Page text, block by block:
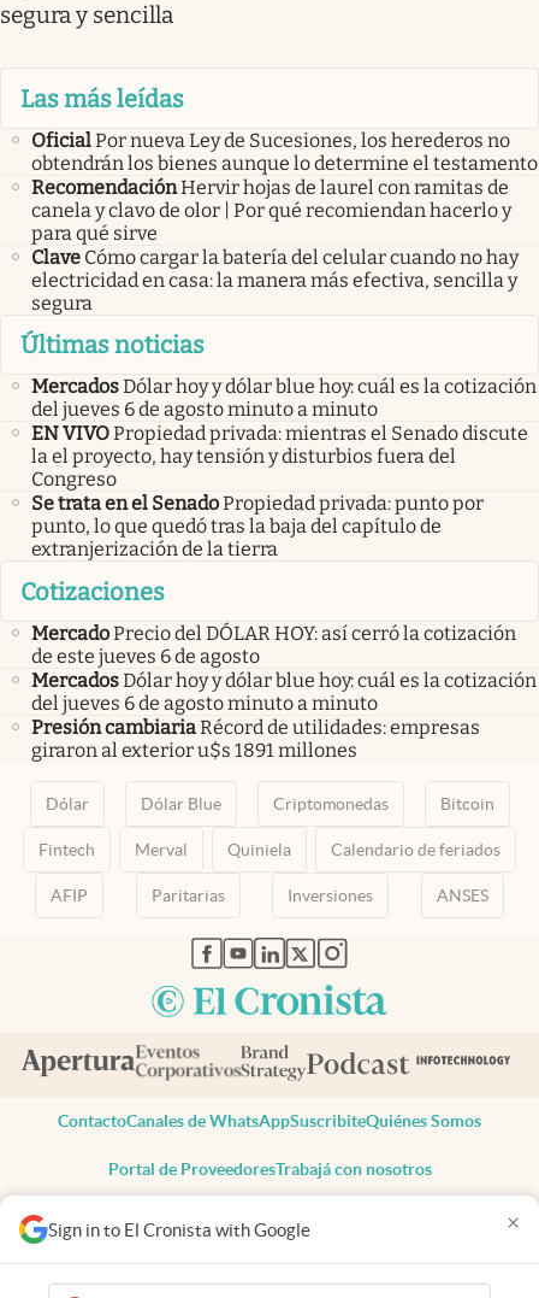
Sign in to El Cronista with Google ×
segura y sencilla
Las más leídas
OficialPor nueva Ley de Sucesiones, los herederos no
obtendrán los bienes aunque lo determine el testamento
RecomendaciónHervir hojas de laurel con ramitas de
canela y clavo de olor | Por qué recomiendan hacerlo y
para qué sirve
Clave Cómo cargar la batería del celular cuando no hay
electricidad en casa: la manera más efectiva, sencilla y
segura
Últimas noticias
MercadosDólar hoy y dólar blue hoy: cuál es la cotización
del jueves 6 de agosto minuto a minuto
EN VIVOPropiedad privada: mientras el Senado discute
la el proyecto, hay tensión y disturbios fuera del
Congreso
Se trata en el SenadoPropiedad privada: punto por
punto, lo que quedó tras la baja del capítulo de
extranjerización de la tierra
Cotizaciones
MercadoPrecio del DÓLAR HOY: así cerró la cotización
de este jueves 6 de agosto
MercadosDólar hoy y dólar blue hoy: cuál es la cotización
del jueves 6 de agosto minuto a minuto
Presión cambiariaRécord de utilidades: empresas
giraron al exterior u$s 1891 millones
Dólar Dólar Blue Criptomonedas Bitcoin
Fintech Merval Quiniela Calendario de feriados
AFIP Paritarias Inversiones ANSES
abre en nueva pestaña
abre en nueva pestaña
abre en nueva pestaña
abre en nueva pestaña
abre en nueva pestaña
ContactoCanales de WhatsAppSuscribiteQuiénes Somos
Portal de ProveedoresTrabajá con nosotros
Todos los derechos reservados
Privacidad